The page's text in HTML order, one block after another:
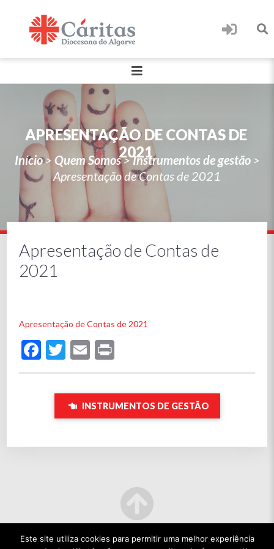
APRESENTAÇÃO DE CONTAS DE
2021
Início> Quem Somos>Instrumentos de gestão >
Apresentação de Contas de 2021
Apresentação de Contas de
2021
Apresentação de Contas de 2021
Facebook
Twitter
Email
INSTRUMENTOS DE GESTÃO
Este site utiliza cookies para permitir uma melhor experiência